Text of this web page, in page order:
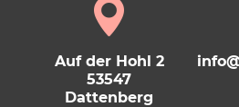
Auf der Hohl 2
53547
Dattenberg